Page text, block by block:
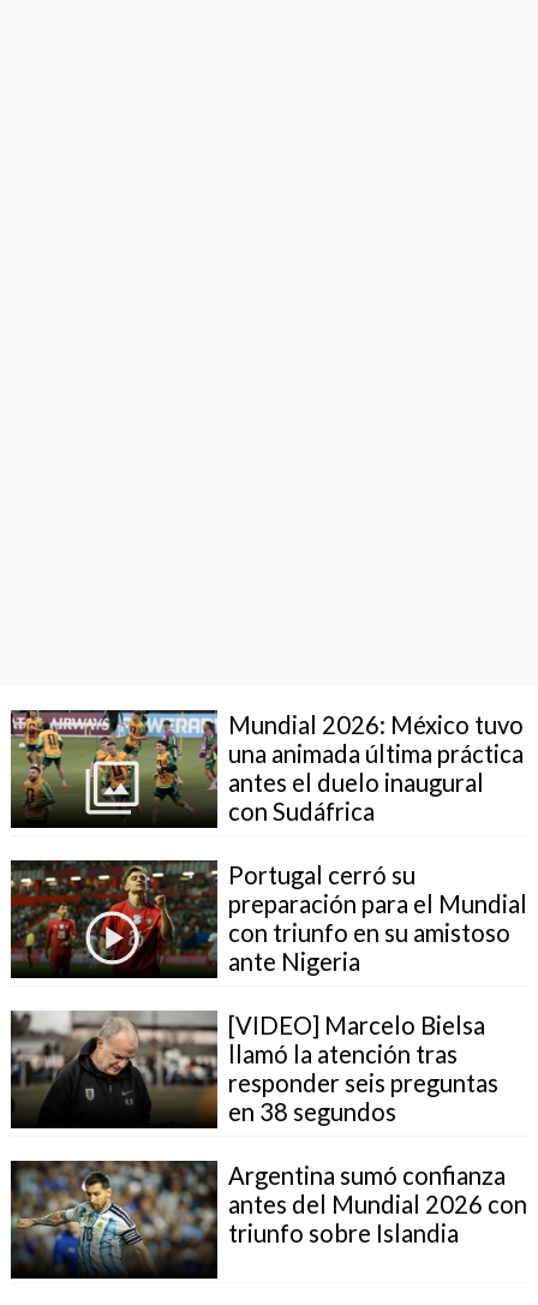
Mundial 2026: México tuvo
una animada última práctica
antes el duelo inaugural
con Sudáfrica
Portugal cerró su
preparación para el Mundial
con triunfo en su amistoso
ante Nigeria
[VIDEO] Marcelo Bielsa
llamó la atención tras
responder seis preguntas
en 38 segundos
Argentina sumó confianza
antes del Mundial 2026 con
triunfo sobre Islandia